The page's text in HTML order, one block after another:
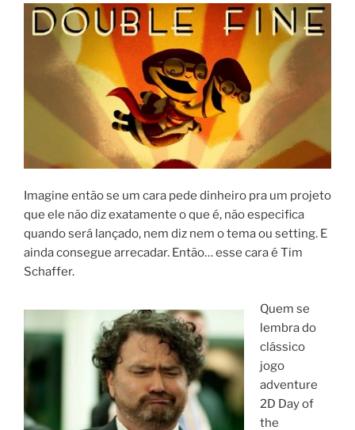
Imagine então se um cara pede dinheiro pra um projeto
que ele não diz exatamente o que é, não especifica
quando será lançado, nem diz nem o tema ou setting. E
ainda consegue arrecadar. Então… esse cara é Tim
Schaffer.
Quem se
lembra do
clássico
jogo
adventure
2D Day of
the